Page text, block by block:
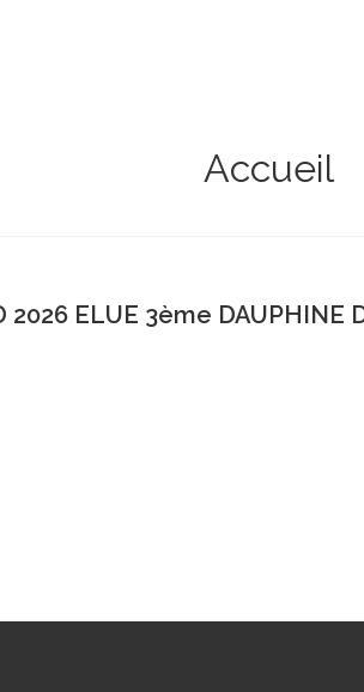
Accueil
2026 ELUE 3ème DAUPHINE